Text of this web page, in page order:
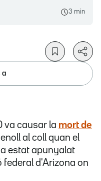
3 min
a
va causar la mort de
al coll quan el
estat apunyalat
federal d'Arizona on